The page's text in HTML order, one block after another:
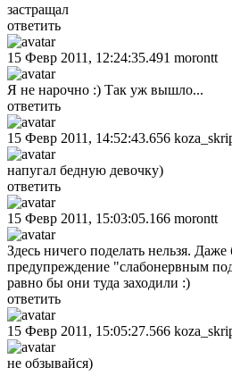
застращал
ответить
15 Февр 2011, 12:24:35.491 morontt
Я не нарочно :) Так уж вышло...
ответить
15 Февр 2011, 14:52:43.656
напугал бедную девочку)
ответить
15 Февр 2011, 15:03:05.166 morontt
Здесь ничего поделать нельзя.
предупреждение "слабонервным
равно бы они туда заходили :)
ответить
15 Февр 2011, 15:05:27.566
не обзывайся)